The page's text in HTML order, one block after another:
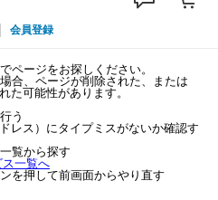
会員登録
ページをお探しください。
合、ページが削除された、または
た可能性があります。
う
レス）にタイプミスがないか確認す
覧から探す
一覧へ
を押して前画面からやり直す